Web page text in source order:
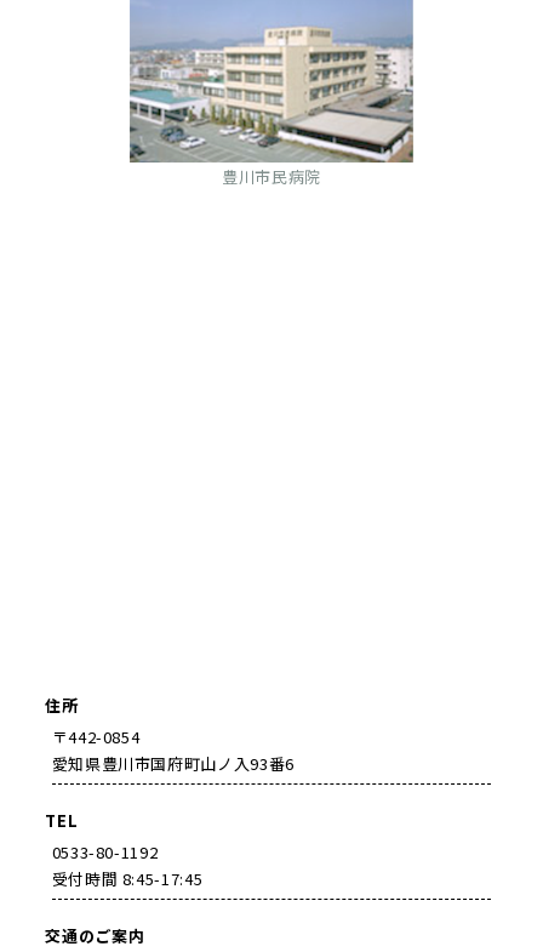
豊川市民病院
住所
〒442-0854
愛知県豊川市国府町山ノ入93番6
TEL
0533-80-1192
受付時間 8:45-17:45
交通のご案内